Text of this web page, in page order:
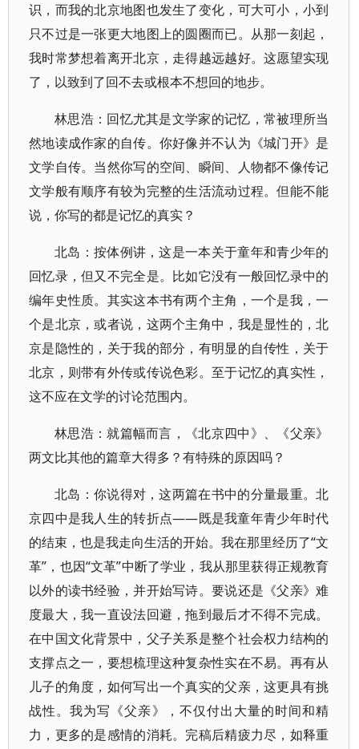
识，而我的北京地图也发生了变化，可大可小，小到
只不过是一张更大地图上的圆圈而已。从那一刻起，
我时常梦想着离开北京，走得越远越好。这愿望实现
了，以致到了回不去或根本不想回的地步。
林思浩：回忆尤其是文学家的记忆，常被理所当
然地读成作家的自传。你好像并不认为《城门开》是
文学自传。当然你写的空间、瞬间、人物都不像传记
文学般有顺序有较为完整的生活流动过程。但能不能
说，你写的都是记忆的真实？
北岛：按体例讲，这是一本关于童年和青少年的
回忆录，但又不完全是。比如它没有一般回忆录中的
编年史性质。其实这本书有两个主角，一个是我，一
个是北京，或者说，这两个主角中，我是显性的，北
京是隐性的，关于我的部分，有明显的自传性，关于
北京，则带有外传或传说色彩。至于记忆的真实性，
这不应在文学的讨论范围内。
林思浩：就篇幅而言，《北京四中》、《父亲》
两文比其他的篇章大得多？有特殊的原因吗？
北岛：你说得对，这两篇在书中的分量最重。北
京四中是我人生的转折点——既是我童年青少年时代
的结束，也是我走向生活的开始。我在那里经历了“文
革”，也因“文革”中断了学业，我从那里获得正规教育
以外的读书经验，并开始写诗。要说还是《父亲》难
度最大，我一直设法回避，拖到最后才不得不完成。
在中国文化背景中，父子关系是整个社会权力结构的
支撑点之一，要想梳理这种复杂性实在不易。再有从
儿子的角度，如何写出一个真实的父亲，这更具有挑
战性。我为写《父亲》，不仅付出大量的时间和精
力，更多的是感情的消耗。完稿后精疲力尽，如释重